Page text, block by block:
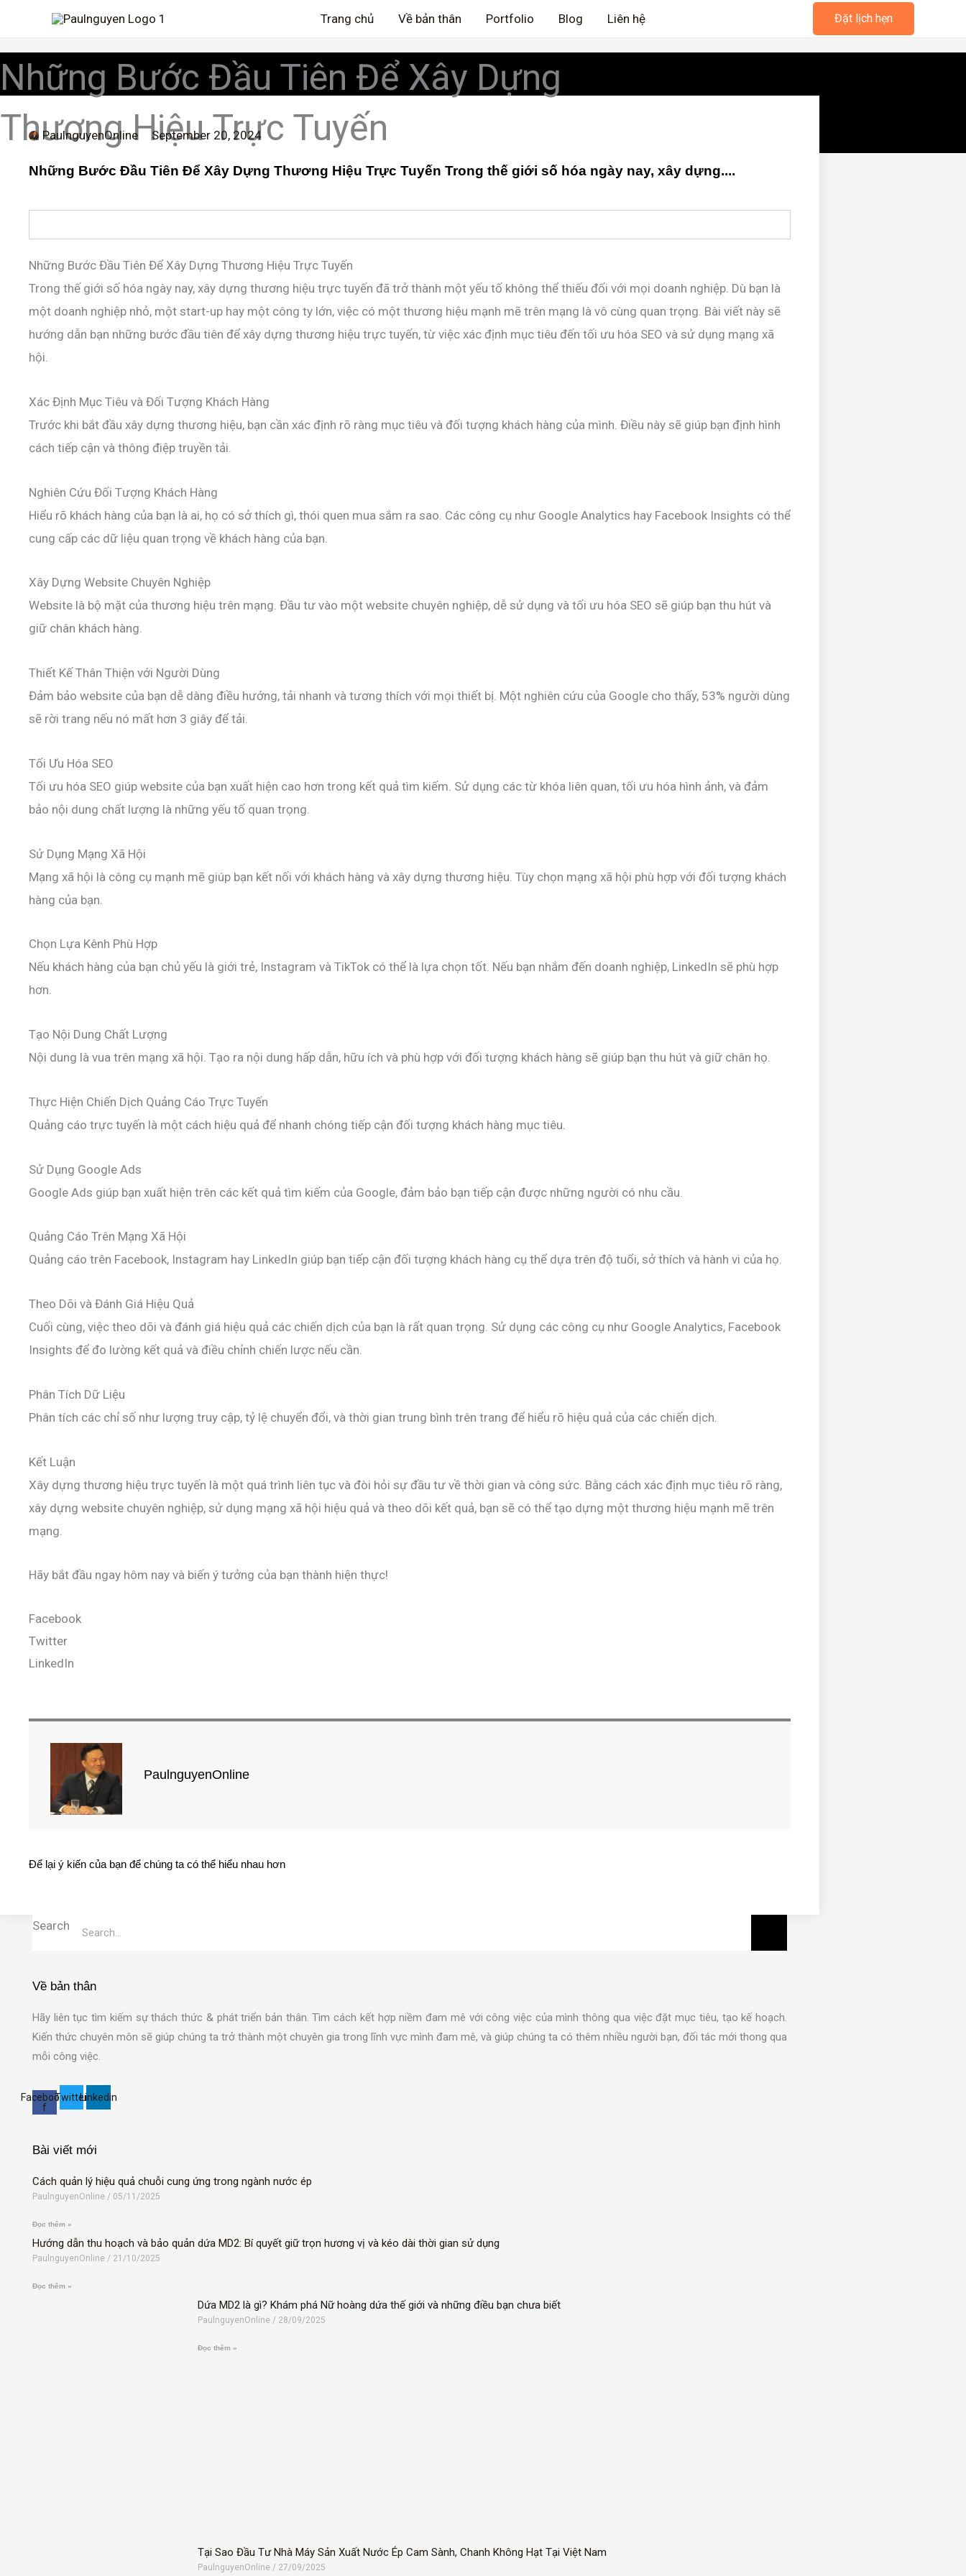
content
Trang chủ Về bản thân Portfolio Blog Liên hệ Đặt lịch hẹn
Những Bước Đầu Tiên Để Xây Dựng
Thương Hiệu Trực Tuyến
PaulnguyenOnline September 20, 2024
Những Bước Đầu Tiên Để Xây Dựng Thương Hiệu Trực Tuyến Trong thế giới số hóa ngày nay, xây dựng....
Những Bước Đầu Tiên Để Xây Dựng Thương Hiệu Trực Tuyến
Trong thế giới số hóa ngày nay, xây dựng thương hiệu trực tuyến đã trở thành một yếu tố không thể thiếu đối với mọi doanh nghiệp. Dù bạn là
một doanh nghiệp nhỏ, một start-up hay một công ty lớn, việc có một thương hiệu mạnh mẽ trên mạng là vô cùng quan trọng. Bài viết này sẽ
hướng dẫn bạn những bước đầu tiên để xây dựng thương hiệu trực tuyến, từ việc xác định mục tiêu đến tối ưu hóa SEO và sử dụng mạng xã
hội.
Xác Định Mục Tiêu và Đối Tượng Khách Hàng
Trước khi bắt đầu xây dựng thương hiệu, bạn cần xác định rõ ràng mục tiêu và đối tượng khách hàng của mình. Điều này sẽ giúp bạn định hình
cách tiếp cận và thông điệp truyền tải.
Nghiên Cứu Đối Tượng Khách Hàng
Hiểu rõ khách hàng của bạn là ai, họ có sở thích gì, thói quen mua sắm ra sao. Các công cụ như Google Analytics hay Facebook Insights có thể
cung cấp các dữ liệu quan trọng về khách hàng của bạn.
Xây Dựng Website Chuyên Nghiệp
Website là bộ mặt của thương hiệu trên mạng. Đầu tư vào một website chuyên nghiệp, dễ sử dụng và tối ưu hóa SEO sẽ giúp bạn thu hút và
giữ chân khách hàng.
Thiết Kế Thân Thiện với Người Dùng
Đảm bảo website của bạn dễ dàng điều hướng, tải nhanh và tương thích với mọi thiết bị. Một nghiên cứu của Google cho thấy, 53% người dùng
sẽ rời trang nếu nó mất hơn 3 giây để tải.
Tối Ưu Hóa SEO
Tối ưu hóa SEO giúp website của bạn xuất hiện cao hơn trong kết quả tìm kiếm. Sử dụng các từ khóa liên quan, tối ưu hóa hình ảnh, và đảm
bảo nội dung chất lượng là những yếu tố quan trọng.
Sử Dụng Mạng Xã Hội
Mạng xã hội là công cụ mạnh mẽ giúp bạn kết nối với khách hàng và xây dựng thương hiệu. Tùy chọn mạng xã hội phù hợp với đối tượng khách
hàng của bạn.
Chọn Lựa Kênh Phù Hợp
Nếu khách hàng của bạn chủ yếu là giới trẻ, Instagram và TikTok có thể là lựa chọn tốt. Nếu bạn nhắm đến doanh nghiệp, LinkedIn sẽ phù hợp
hơn.
Tạo Nội Dung Chất Lượng
Nội dung là vua trên mạng xã hội. Tạo ra nội dung hấp dẫn, hữu ích và phù hợp với đối tượng khách hàng sẽ giúp bạn thu hút và giữ chân họ.
Thực Hiện Chiến Dịch Quảng Cáo Trực Tuyến
Quảng cáo trực tuyến là một cách hiệu quả để nhanh chóng tiếp cận đối tượng khách hàng mục tiêu.
Sử Dụng Google Ads
Google Ads giúp bạn xuất hiện trên các kết quả tìm kiếm của Google, đảm bảo bạn tiếp cận được những người có nhu cầu.
Quảng Cáo Trên Mạng Xã Hội
Quảng cáo trên Facebook, Instagram hay LinkedIn giúp bạn tiếp cận đối tượng khách hàng cụ thể dựa trên độ tuổi, sở thích và hành vi của họ.
Theo Dõi và Đánh Giá Hiệu Quả
Cuối cùng, việc theo dõi và đánh giá hiệu quả các chiến dịch của bạn là rất quan trọng. Sử dụng các công cụ như Google Analytics, Facebook
Insights để đo lường kết quả và điều chỉnh chiến lược nếu cần.
Phân Tích Dữ Liệu
Phân tích các chỉ số như lượng truy cập, tỷ lệ chuyển đổi, và thời gian trung bình trên trang để hiểu rõ hiệu quả của các chiến dịch.
Kết Luận
Xây dựng thương hiệu trực tuyến là một quá trình liên tục và đòi hỏi sự đầu tư về thời gian và công sức. Bằng cách xác định mục tiêu rõ ràng,
xây dựng website chuyên nghiệp, sử dụng mạng xã hội hiệu quả và theo dõi kết quả, bạn sẽ có thể tạo dựng một thương hiệu mạnh mẽ trên
mạng.
Hãy bắt đầu ngay hôm nay và biến ý tưởng của bạn thành hiện thực!
Facebook
Twitter
LinkedIn
PaulnguyenOnline
Để lại ý kiến của bạn để chúng ta có thể hiểu nhau hơn
Search
Về bản thân
Hãy liên tục tìm kiếm sự thách thức & phát triển bản thân. Tìm cách kết hợp niềm đam mê với công việc của mình thông qua việc đặt mục tiêu, tạo kế hoạch.
Kiến thức chuyên môn sẽ giúp chúng ta trở thành một chuyên gia trong lĩnh vực mình đam mê, và giúp chúng ta có thêm nhiều người bạn, đối tác mới thong qua
mỗi công việc.
Facebook-
f
TwitterLinkedin
Bài viết mới
Cách quản lý hiệu quả chuỗi cung ứng trong ngành nước ép
PaulnguyenOnline 05/11/2025
Đọc thêm »
Hướng dẫn thu hoạch và bảo quản dứa MD2: Bí quyết giữ trọn hương vị và kéo dài thời gian sử dụng
PaulnguyenOnline 21/10/2025
Đọc thêm »
Dứa MD2 là gì? Khám phá Nữ hoàng dứa thế giới và những điều bạn chưa biết
PaulnguyenOnline 28/09/2025
Đọc thêm »
Tại Sao Đầu Tư Nhà Máy Sản Xuất Nước Ép Cam Sành, Chanh Không Hạt Tại Việt Nam
PaulnguyenOnline 27/09/2025